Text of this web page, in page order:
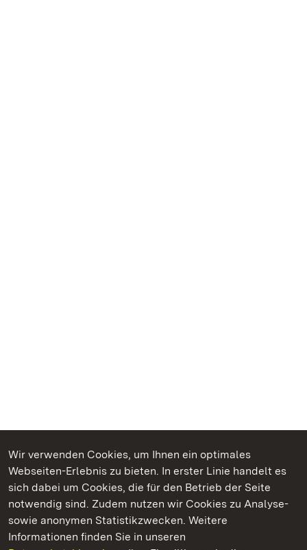
Wir verwenden Cookies, um Ihnen ein optimales
Webseiten-Erlebnis zu bieten. In erster Linie handelt es
sich dabei um Cookies, die für den Betrieb der Seite
notwendig sind. Zudem nutzen wir Cookies zu Analyse-
sowie anonymen Statistikzwecken. Weitere
Informationen finden Sie in unseren
Kommen. Staunen. Genießen.